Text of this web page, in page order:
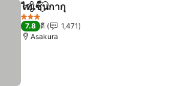
แชร์ เพิ่มในรายการโปรด
ไทเซ็นกากุ
3 ดาว
7.8 ดี
1,471
Asakura